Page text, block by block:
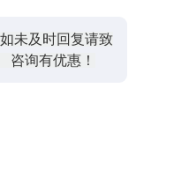
未及时回复请致
咨询有优惠！